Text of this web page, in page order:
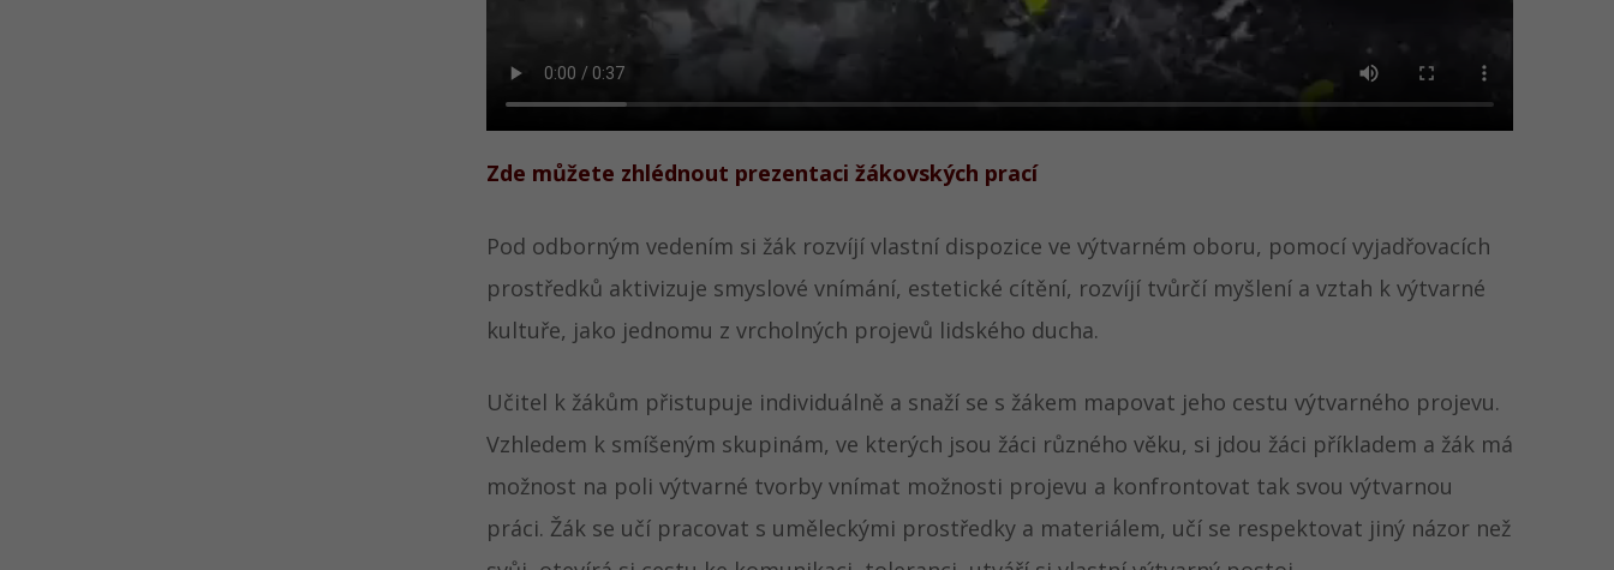
Zde můžete zhlédnout prezentaci žákovských prací
Pod odborným vedením si žák rozvíjí vlastní dispozice ve výtvarném oboru, pomocí vyjadřovacích
prostředků aktivizuje smyslové vnímání, estetické cítění, rozvíjí tvůrčí myšlení a vztah k výtvarné
kultuře, jako jednomu z vrcholných projevů lidského ducha.
Učitel k žákům přistupuje individuálně a snaží se s žákem mapovat jeho cestu výtvarného projevu.
Vzhledem k smíšeným skupinám, ve kterých jsou žáci různého věku, si jdou žáci příkladem a žák má
možnost na poli výtvarné tvorby vnímat možnosti projevu a konfrontovat tak svou výtvarnou
práci. Žák se učí pracovat s uměleckými prostředky a materiálem, učí se respektovat jiný názor než